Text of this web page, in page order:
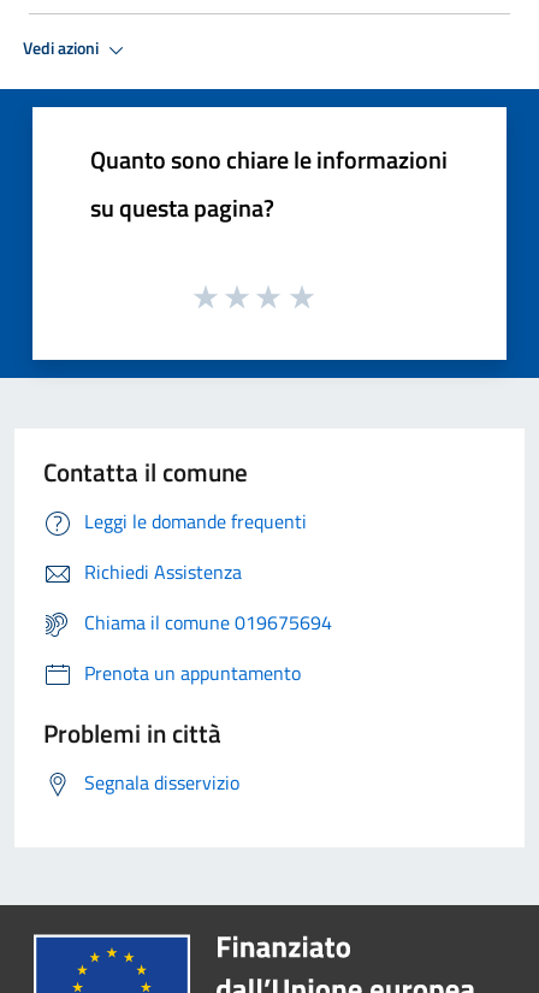
Vedi azioni
Quanto sono chiare le informazioni
su questa pagina?
Contatta il comune
Leggi le domande frequenti
Richiedi Assistenza
Chiama il comune 019675694
Prenota un appuntamento
Problemi in città
Segnala disservizio